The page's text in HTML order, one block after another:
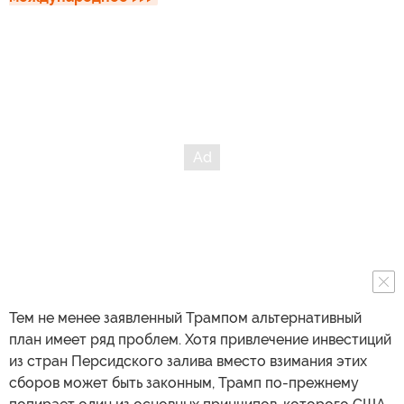
Тем не менее заявленный Трампом альтернативный
план имеет ряд проблем. Хотя привлечение инвестиций
из стран Персидского залива вместо взимания этих
сборов может быть законным, Трамп по-прежнему